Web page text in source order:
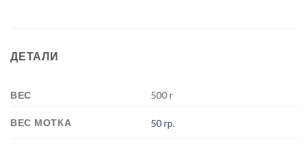
ДЕТАЛИ
ВЕС 500 г
ВЕС МОТКА 50 гр.